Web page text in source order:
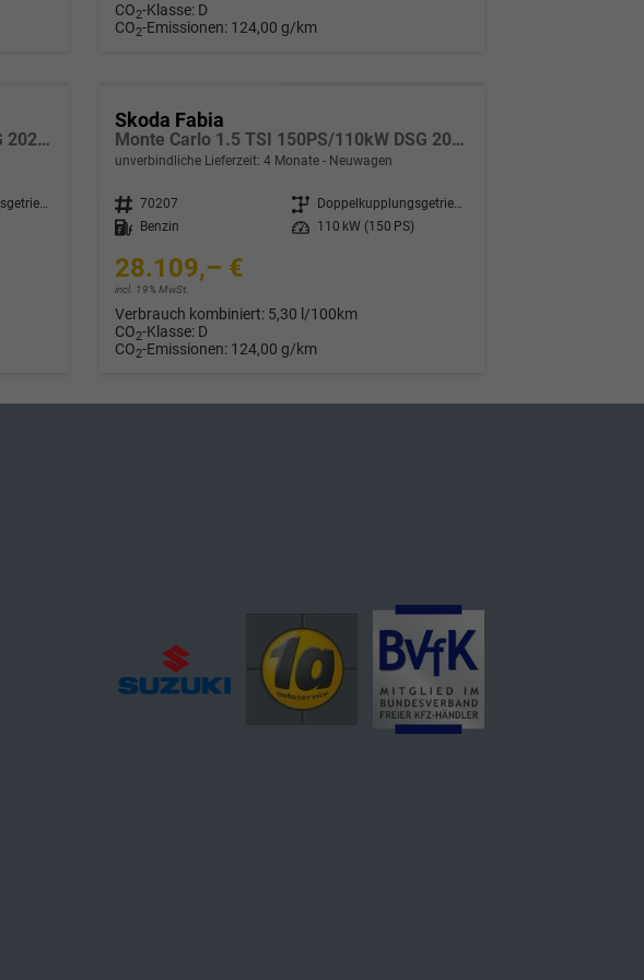
CO2-Klasse: D
CO2-Emissionen: 124,00 g/km
Monte Carlo 1.0 TSI 116PS/85kW DSG 2027 *VOLL-LED+Sportsitze*
Doppelkupplungsgetriebe (DSG)
Skoda Fabia
Monte Carlo 1.5 TSI 150PS/110kW DSG 2027 *VOLL-LED+Sportsitze*
unverbindliche Lieferzeit:4 Monate Neuwagen
Fahrzeugnr. 70207 Getriebe
Doppelkupplungsgetriebe (DSG)
Kraftstoff
Benzin Leistung 110 kW (150 PS)
28.109,– €
incl. 19% MwSt.
Verbrauch kombiniert: 5,30 l/100km
CO2-Klasse: D
CO2-Emissionen: 124,00 g/km